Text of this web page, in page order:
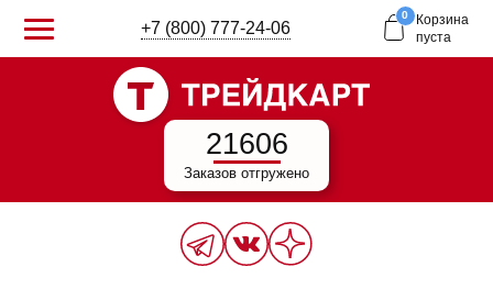
+7 (800) 777-24-06
0
Корзина
пуста
21606
Заказов отгружено